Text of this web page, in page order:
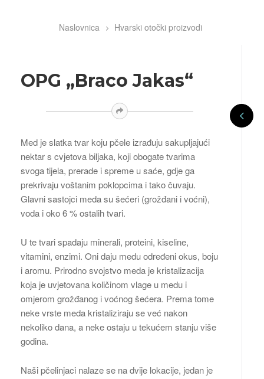
Breadcrumb
Naslovnica Hvarski otočki proizvodi
OPG „Braco Jakas“
Med je slatka tvar koju pčele izrađuju sakupljajući
nektar s cvjetova biljaka, koji obogate tvarima
svoga tijela, prerade i spreme u saće, gdje ga
prekrivaju voštanim poklopcima i tako čuvaju.
Glavni sastojci meda su šećeri (grožđani i voćni),
voda i oko 6 % ostalih tvari.
U te tvari spadaju minerali, proteini, kiseline,
vitamini, enzimi. Oni daju medu određeni okus, boju
i aromu. Prirodno svojstvo meda je kristalizacija
koja je uvjetovana količinom vlage u medu i
omjerom grožđanog i voćnog šećera. Prema tome
neke vrste meda kristaliziraju se već nakon
nekoliko dana, a neke ostaju u tekućem stanju više
godina.
Naši pčelinjaci nalaze se na dvije lokacije, jedan je